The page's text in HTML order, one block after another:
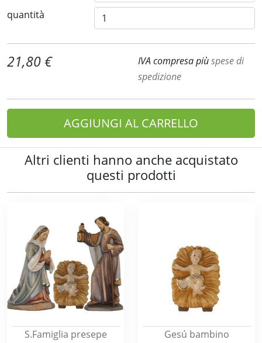
quantità
21,80 € IVA compresa piùspese di
spedizione
AGGIUNGI AL CARRELLO
Altri clienti hanno anche acquistato
questi prodotti
S.Famiglia presepe
Gesú bambino